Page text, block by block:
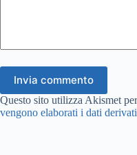
Invia commento
Questo sito utilizza Akismet
vengono elaborati i dati